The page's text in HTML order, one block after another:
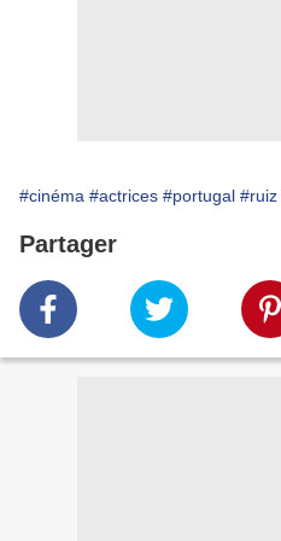
#cinéma #actrices #portugal #ruiz
Partager